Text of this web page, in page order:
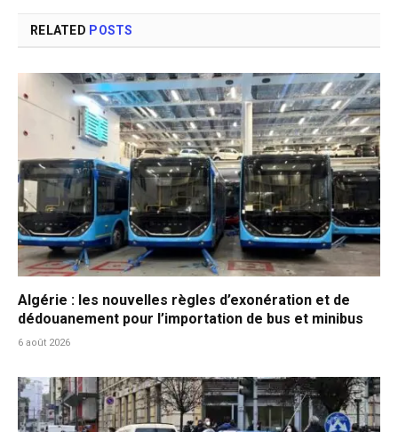
RELATED POSTS
Algérie : les nouvelles règles d’exonération et de
dédouanement pour l’importation de bus et minibus
6 août 2026